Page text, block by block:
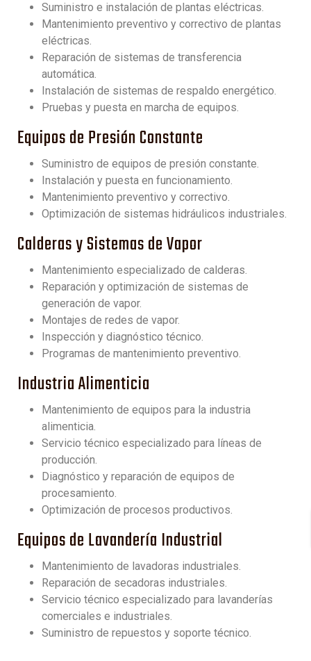
Suministro e instalación de plantas eléctricas.
Mantenimiento preventivo y correctivo de plantas
eléctricas.
Reparación de sistemas de transferencia
automática.
Instalación de sistemas de respaldo energético.
Pruebas y puesta en marcha de equipos.
Equipos de Presión Constante
Suministro de equipos de presión constante.
Instalación y puesta en funcionamiento.
Mantenimiento preventivo y correctivo.
Optimización de sistemas hidráulicos industriales.
Calderas y Sistemas de Vapor
Mantenimiento especializado de calderas.
Reparación y optimización de sistemas de
generación de vapor.
Montajes de redes de vapor.
Inspección y diagnóstico técnico.
Programas de mantenimiento preventivo.
Industria Alimenticia
Mantenimiento de equipos para la industria
alimenticia.
Servicio técnico especializado para líneas de
producción.
Diagnóstico y reparación de equipos de
procesamiento.
Optimización de procesos productivos.
Equipos de Lavandería Industrial
Mantenimiento de lavadoras industriales.
Reparación de secadoras industriales.
Servicio técnico especializado para lavanderías
comerciales e industriales.
Suministro de repuestos y soporte técnico.